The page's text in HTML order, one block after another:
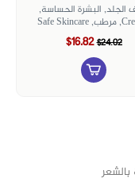
الجلد, البشرة الحساسة,
مرطب,Safe Skincare
$24.02
$16.82
بالشعر